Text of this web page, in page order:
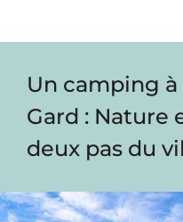
Un camping à
Gard : Nature
deux pas du